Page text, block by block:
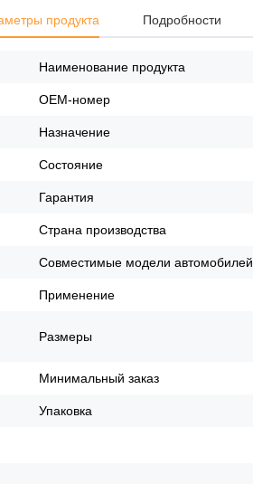
Наименование продукта
OEM-номер
Назначение
Состояние
Гарантия
Страна производства
Совместимые модели автомобилей
Применение
Размеры
Минимальный заказ
Упаковка
продукта Подробности